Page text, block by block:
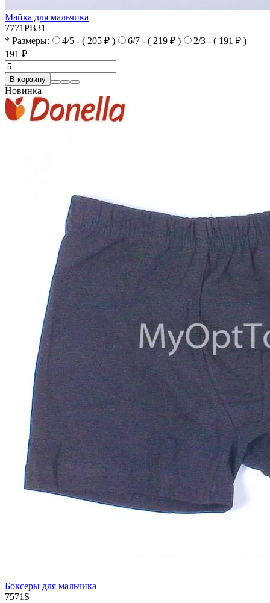
Майка для мальчика
7771PB31
* Размеры:
4/5 - ( 205 ₽ ) 6/7 - ( 219 ₽ )
2/3 - ( 191 ₽ )
191 ₽
В корзину
Новинка
Боксеры для мальчика
7571S